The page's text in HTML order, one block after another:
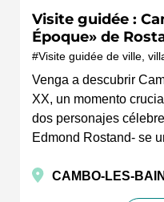
Visite guidée :
Époque» de
Visite guidée de ville,
Venga a descubrir
XX, un momento
dos personajes
Edmond Rostand- se
CAMBO-LES-